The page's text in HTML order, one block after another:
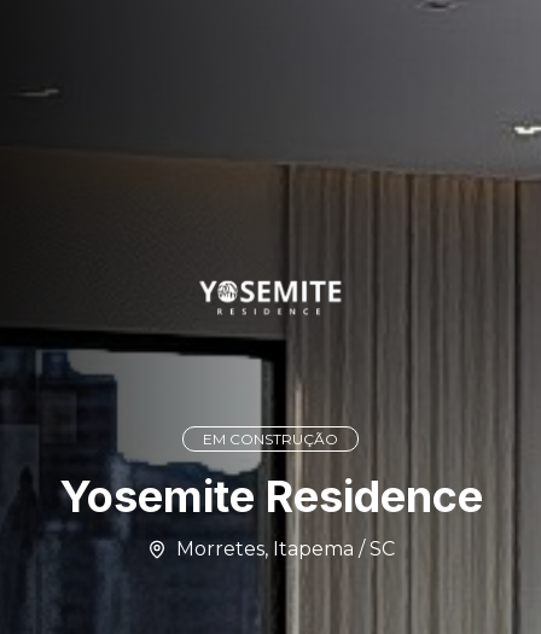
EM CONSTRUÇÃO
Yosemite Residence
Morretes, Itapema / SC